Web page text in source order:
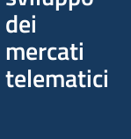
dei
mercati
telematici